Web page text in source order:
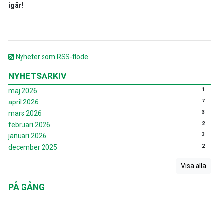
Nyheter som RSS-flöde
NYHETSARKIV
maj 2026 1
april 2026 7
mars 2026 3
februari 2026 2
januari 2026 3
december 2025 2
Visa alla
PÅ GÅNG
igår!